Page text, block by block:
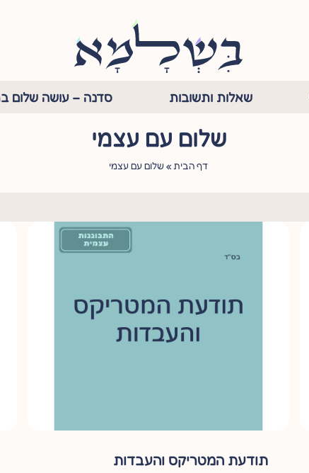
שאלות ותשובות סדנה – עושה שלום
שלום עם עצמי
דף הבית »שלום עם עצמי
תודעת המטריקס והעבדות